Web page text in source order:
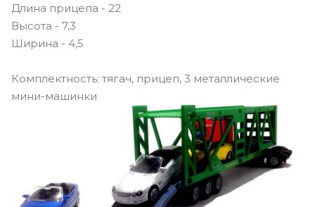
Длина прицепа - 22
Высота - 7,3
Ширина - 4,5
Комплектность: тягач, прицеп, 3 металлические
мини-машинки